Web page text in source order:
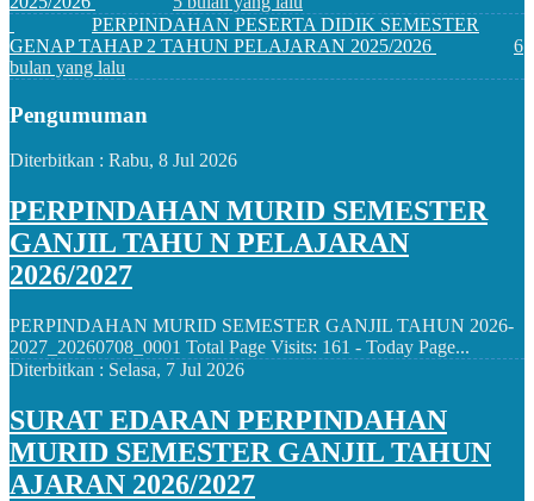
PERPINDAHAN PESERTA DIDIK SEMESTER
GENAP TAHAP 2 TAHUN PELAJARAN 2025/2026
6
bulan yang lalu
Pengumuman
Diterbitkan : Rabu, 8 Jul 2026
PERPINDAHAN MURID SEMESTER
GANJIL TAHU N PELAJARAN
2026/2027
PERPINDAHAN MURID SEMESTER GANJIL TAHUN 2026-
2027_20260708_0001 Total Page Visits: 161 - Today Page...
Diterbitkan : Selasa, 7 Jul 2026
SURAT EDARAN PERPINDAHAN
MURID SEMESTER GANJIL TAHUN
AJARAN 2026/2027